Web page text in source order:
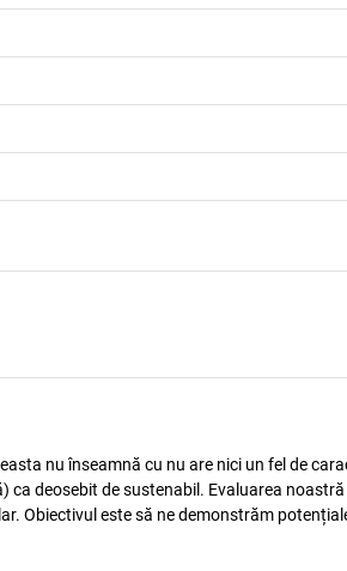
nu înseamnă cu nu are nici un fel de
ca deosebit de sustenabil. Evaluarea noastră
Obiectivul este să ne demonstrăm